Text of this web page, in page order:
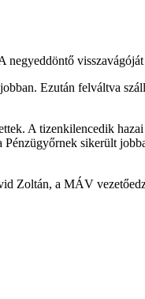
Ezután felváltva
A tizenkilencedik
sikerült
Zoltán, a MÁV